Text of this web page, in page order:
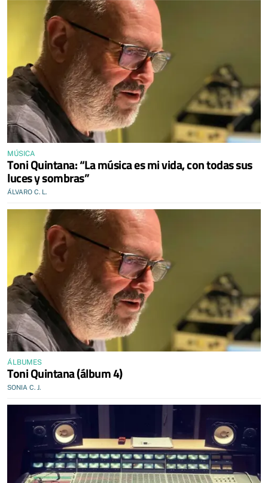
MÚSICA
Toni Quintana: “La música es mi vida, con todas sus
luces y sombras”
ÁLVARO C. L.
ÁLBUMES
Toni Quintana (álbum 4)
SONIA C. J.